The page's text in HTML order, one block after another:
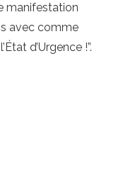
manifestation
avec comme